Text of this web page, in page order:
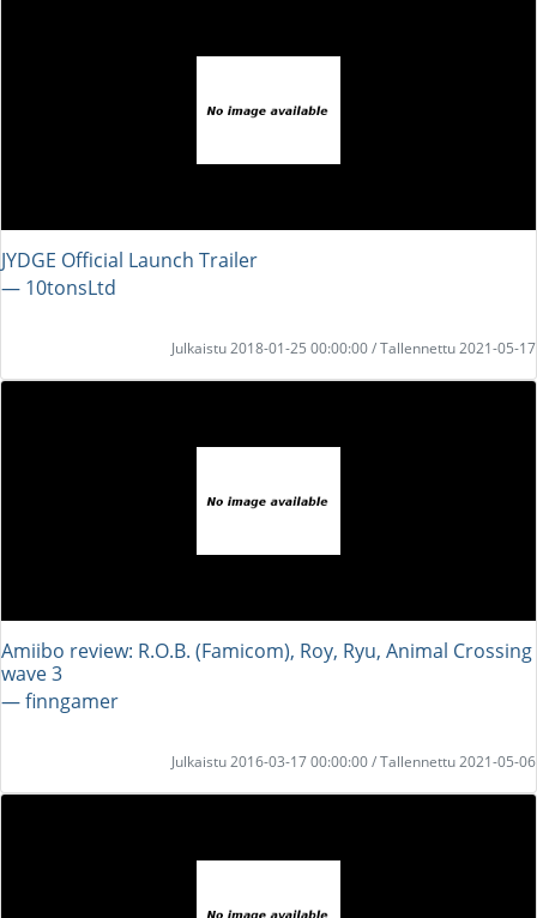
JYDGE Official Launch Trailer
― 10tonsLtd
Julkaistu 2018-01-25 00:00:00 / Tallennettu 2021-05-17
Amiibo review: R.O.B. (Famicom), Roy, Ryu, Animal Crossing
wave 3
― finngamer
Julkaistu 2016-03-17 00:00:00 / Tallennettu 2021-05-06